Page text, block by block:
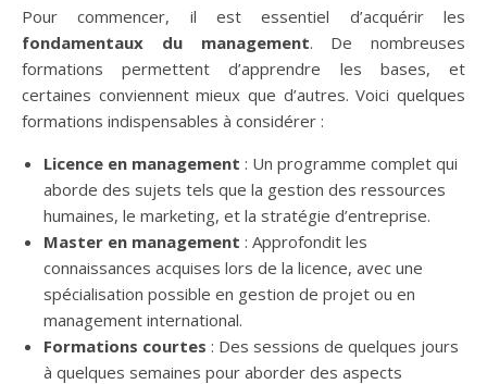
Pour commencer, il est essentiel d’acquérir les
fondamentaux du management. De nombreuses
formations permettent d’apprendre les bases, et
certaines conviennent mieux que d’autres. Voici quelques
formations indispensables à considérer :
Licence en management : Un programme complet qui
aborde des sujets tels que la gestion des ressources
humaines, le marketing, et la stratégie d’entreprise.
Master en management : Approfondit les
connaissances acquises lors de la licence, avec une
spécialisation possible en gestion de projet ou en
management international.
Formations courtes : Des sessions de quelques jours
à quelques semaines pour aborder des aspects